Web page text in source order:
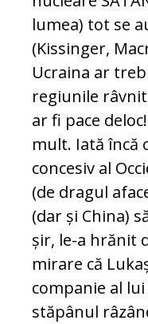
lumea) tot se
(Kissinger,
Ucraina ar
regiunile
ar fi pace
mult. Iată încă
concesiv al
(de dragul
(dar și China)
șir, le-a hrănit
mirare că
companie al
stăpânul